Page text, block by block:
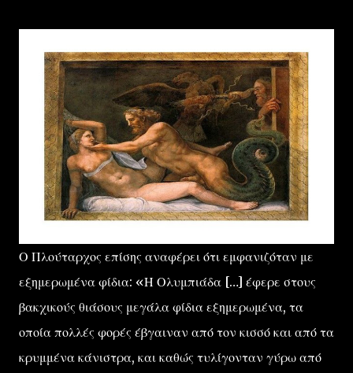
Ο Πλούταρχος επίσης αναφέρει ότι εμφανιζόταν με
εξημερωμένα φίδια: «Η Ολυμπιάδα […] έφερε στους
βακχικούς θιάσους μεγάλα φίδια εξημερωμένα, τα
οποία πολλές φορές έβγαιναν από τον κισσό και από τα
κρυμμένα κάνιστρα, και καθώς τυλίγονταν γύρω από